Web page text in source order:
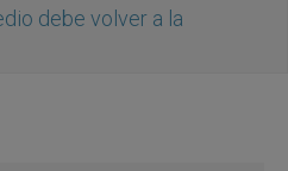
debe volver a la